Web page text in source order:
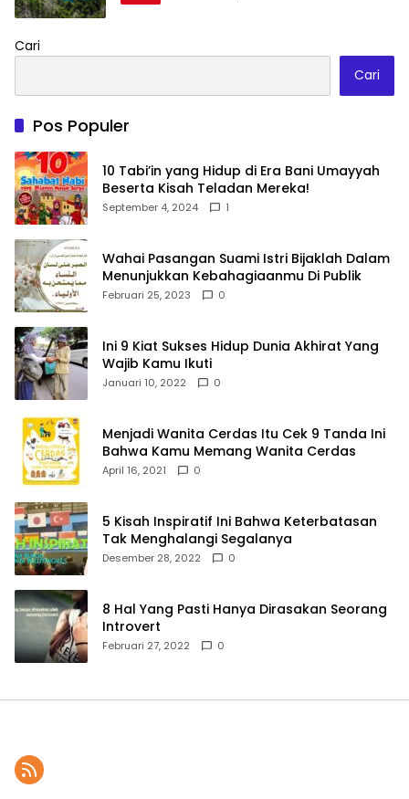
Cari
Cari
Pos Populer
10 Tabi’in yang Hidup di Era Bani Umayyah
Beserta Kisah Teladan Mereka!
September 4, 2024 1
Wahai Pasangan Suami Istri Bijaklah Dalam
Menunjukkan Kebahagiaanmu Di Publik
Februari 25, 2023 0
Ini 9 Kiat Sukses Hidup Dunia Akhirat Yang
Wajib Kamu Ikuti
Januari 10, 2022 0
Menjadi Wanita Cerdas Itu Cek 9 Tanda Ini
Bahwa Kamu Memang Wanita Cerdas
April 16, 2021 0
5 Kisah Inspiratif Ini Bahwa Keterbatasan
Tak Menghalangi Segalanya
Desember 28, 2022 0
8 Hal Yang Pasti Hanya Dirasakan Seorang
Introvert
Februari 27, 2022 0